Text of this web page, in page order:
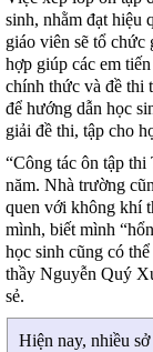
sinh, nhằm đạt hiệu
giáo viên sẽ tổ
hợp giúp các em
chính thức và đề thi
để hướng dẫn học
giải đề thi, tập cho
“Công tác ôn tập
năm. Nhà trường
quen với không khí
mình, biết mình
học sinh cũng có
thầy Nguyễn Quý
sẻ.
Hiện nay, nhiều